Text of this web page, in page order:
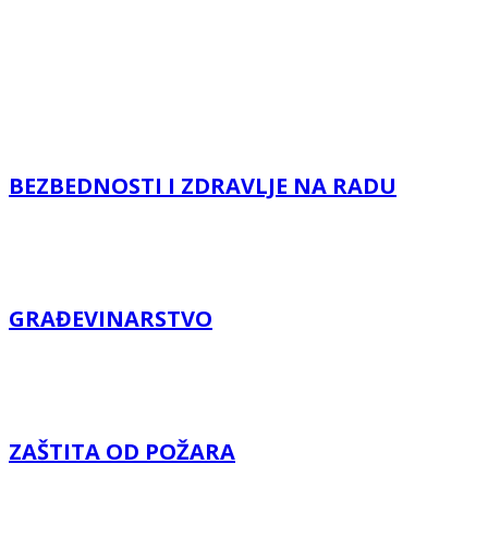
BEZBEDNOSTI I ZDRАVLJE NА RАDU
GRAĐEVINARSTVO
ZAŠTITA OD POŽARA